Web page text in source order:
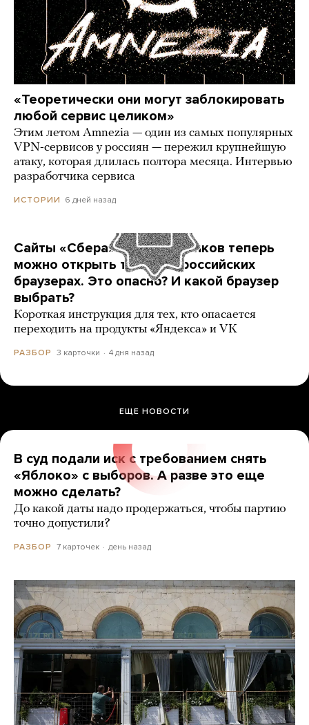
«Теоретически они могут заблокировать
любой сервис целиком»
Этим летом Amnezia — один из самых популярных
VPN-сервисов у россиян — пережил крупнейшую
атаку, которая длилась полтора месяца. Интервью
разработчика сервиса
ИСТОРИИ 6 дней назад
Сайты «Сбера» и других банков теперь
можно открыть только в российских
браузерах. Это опасно? И какой браузер
выбрать?
Короткая инструкция для тех, кто опасается
переходить на продукты «Яндекса» и VK
РАЗБОР 3 карточки 4 дня назад
ЕЩЕ НОВОСТИ
В суд подали иск с требованием снять
«Яблоко» с выборов. А разве это еще
можно сделать?
До какой даты надо продержаться, чтобы партию
точно допустили?
РАЗБОР 7 карточек день назад